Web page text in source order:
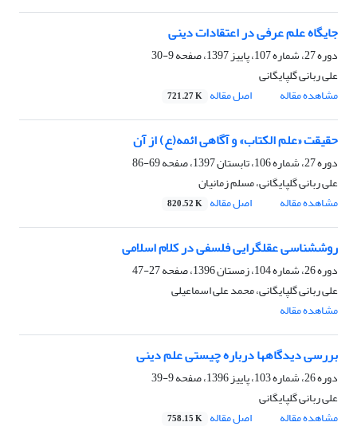
جایگاه علم عرفی در اعتقادات دینی
دوره 27، شماره 107، پاییز 1397، صفحه
9-30
علی ربانی گلپایگانی
مشاهده مقاله
اصل مقاله 721.27 K
حقیقت «علم الکتاب» و آگاهی ائمه(ع) از آن
دوره 27، شماره 106، تابستان 1397، صفحه
69-86
علی ربانی گلپایگانی، مسلم زمانیان
مشاهده مقاله
اصل مقاله 820.52 K
روششناسی عقلگرایی فلسفی در کلام اسلامی
دوره 26، شماره 104، زمستان 1396، صفحه
27-47
علی ربانی گلپایگانی، محمد علی اسماعیلی
مشاهده مقاله
بررسی دیدگاه‎ها درباره چیستی علم دینی
دوره 26، شماره 103، پاییز 1396، صفحه
9-39
علی ربانی گلپایگانی
مشاهده مقاله
اصل مقاله 758.15 K